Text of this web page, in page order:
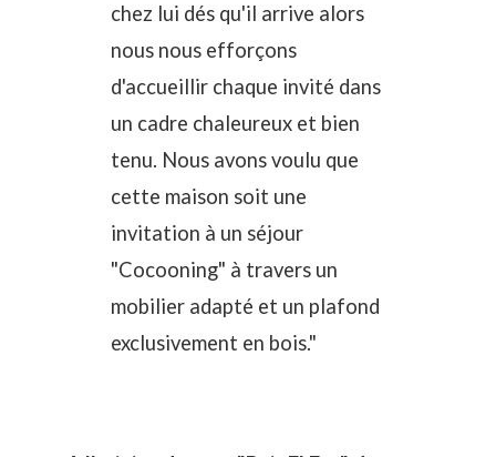
chez lui dés qu'il arrive alors
nous nous efforçons
d'accueillir chaque invité dans
un cadre chaleureux et bien
tenu. Nous avons voulu que
cette maison soit une
invitation à un séjour
"Cocooning" à travers un
mobilier adapté et un plafond
exclusivement en bois."